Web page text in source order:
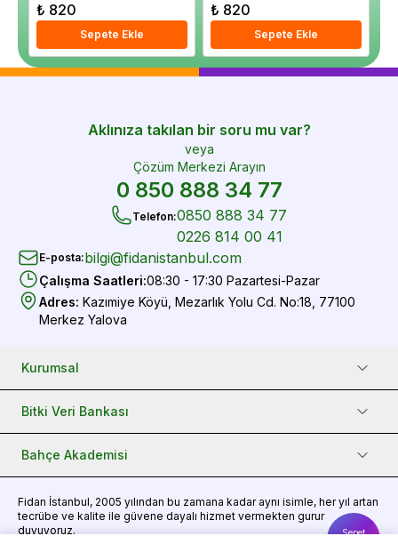
Sepet
₺ 820
Sepete Ekle
₺ 820
Sepete Ekle
Aklınıza takılan bir soru mu var?
veya
Çözüm Merkezi Arayın
0 850 888 34 77
Telefon:0850 888 34 77
0226 814 00 41
E-posta:bilgi@fidanistanbul.com
Çalışma Saatleri:08:30 - 17:30 Pazartesi-Pazar
Adres: Kazımiye Köyü, Mezarlık Yolu Cd. No:18, 77100
Merkez Yalova
Kurumsal
Bitki Veri Bankası
Bahçe Akademisi
Fidan İstanbul, 2005 yılından bu zamana kadar aynı isimle, her yıl artan
tecrübe ve kalite ile güvene dayalı hizmet vermekten gurur
duyuyoruz.